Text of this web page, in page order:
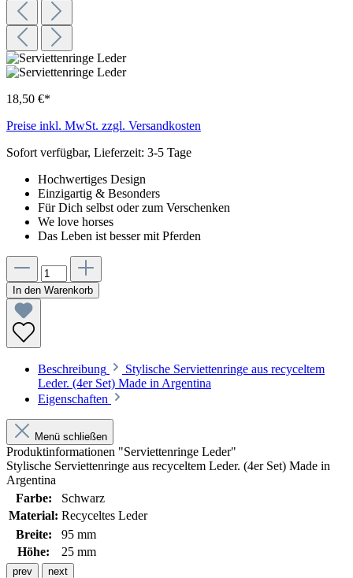
18,50 €*
Preise inkl. MwSt. zzgl. Versandkosten
Sofort verfügbar, Lieferzeit: 3-5 Tage
Hochwertiges Design
Einzigartig & Besonders
Für Dich selbst oder zum Verschenken
We love horses
Das Leben ist besser mit Pferden
In den Warenkorb
Beschreibung
Stylische Serviettenringe aus recyceltem
Leder. (4er Set) Made in Argentina
Eigenschaften
Menü schließen
Produktinformationen "Serviettenringe Leder"
Stylische Serviettenringe aus recyceltem Leder. (4er Set) Made in
Argentina
Farbe:
Schwarz
Material: Recyceltes Leder
Breite:
95 mm
Höhe:
25 mm
prev next